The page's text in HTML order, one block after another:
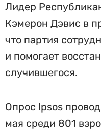
Лидер
Кэмерон Дэвис в
что партия
и помогает
случившегося.
Опрос Ipsos
мая среди 801